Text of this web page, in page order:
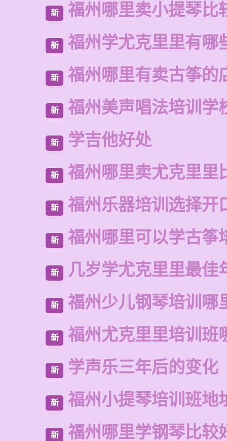
新 福州哪里卖小提琴比
新 福州学尤克里里有哪
新 福州哪里有卖古筝的
新 福州美声唱法培训学
新 学吉他好处
新 福州哪里卖尤克里里
新 福州乐器培训选择开
新 福州哪里可以学古筝
新 几岁学尤克里里最佳
新 福州少儿钢琴培训哪
新 福州尤克里里培训班
新 学声乐三年后的变化
新 福州小提琴培训班地
新 福州哪里学钢琴比较